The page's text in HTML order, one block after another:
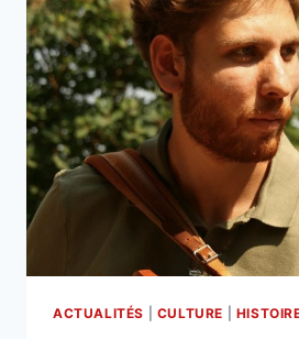
ACTUALITÉS CULTURE